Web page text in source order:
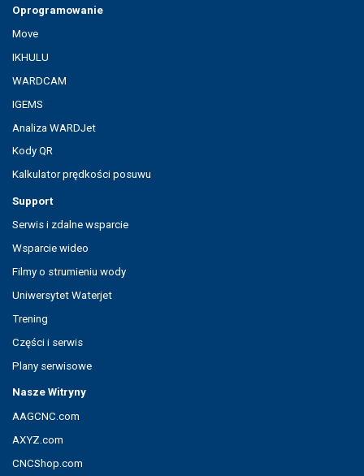
Oprogramowanie
Move
IKHULU
WARDCAM
IGEMS
Analiza WARDJet
Kody QR
Kalkulator prędkości posuwu
Support
Serwis i zdalne wsparcie
Wsparcie wideo
Filmy o strumieniu wody
Uniwersytet Waterjet
Trening
Części i serwis
Plany serwisowe
Nasze Witryny
AAGCNC.com
AXYZ.com
CNCShop.com